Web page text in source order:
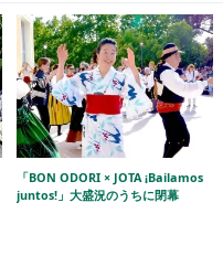
「BON ODORI × JOTA ¡Bailamos
juntos!」大盛況のうちに閉幕